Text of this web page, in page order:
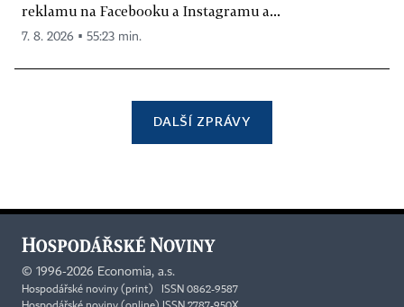
reklamu na Facebooku a Instagramu a...
7. 8. 2026 ▪ 55:23 min.
DALŠÍ ZPRÁVY
© 1996-2026 Economia, a.s.
Hospodářské noviny (print) ISSN 0862-9587